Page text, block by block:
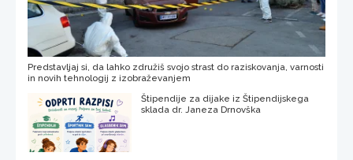
Predstavljaj si, da lahko združiš svojo strast do raziskovanja, varnosti
in novih tehnologij z izobraževanjem
Štipendije za dijake iz Štipendijskega
sklada dr. Janeza Drnovška